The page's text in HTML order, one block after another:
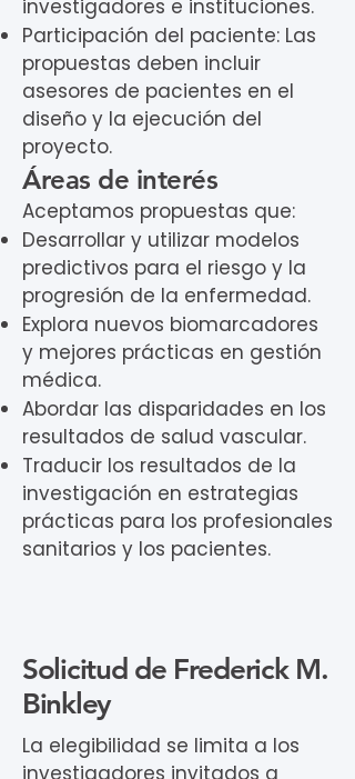
investigadores e instituciones.
Participación del paciente: Las
propuestas deben incluir
asesores de pacientes en el
diseño y la ejecución del
proyecto.
Áreas de interés
Aceptamos propuestas que:
Desarrollar y utilizar modelos
predictivos para el riesgo y la
progresión de la enfermedad.
Explora nuevos biomarcadores
y mejores prácticas en gestión
médica.
Abordar las disparidades en los
resultados de salud vascular.
Traducir los resultados de la
investigación en estrategias
prácticas para los profesionales
sanitarios y los pacientes.
Solicitud de Frederick M.
Binkley
La elegibilidad se limita a los
investigadores invitados a